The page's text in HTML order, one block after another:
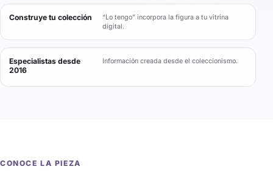
Construye tu colección
“Lo tengo” incorpora la figura a tu vitrina
digital.
Especialistas desde
2016
Información creada desde el coleccionismo.
CONOCE LA PIEZA